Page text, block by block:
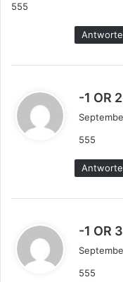
555
-1 OR
555
-1 OR
555